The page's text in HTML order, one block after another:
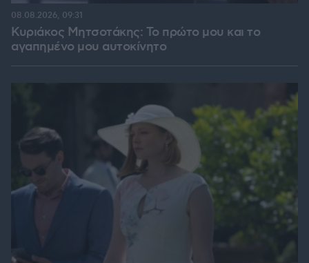
Κυριάκος Μητσοτάκης: Το πρώτο μου και το
αγαπημένο μου αυτοκίνητο
08.08.2026, 09:31